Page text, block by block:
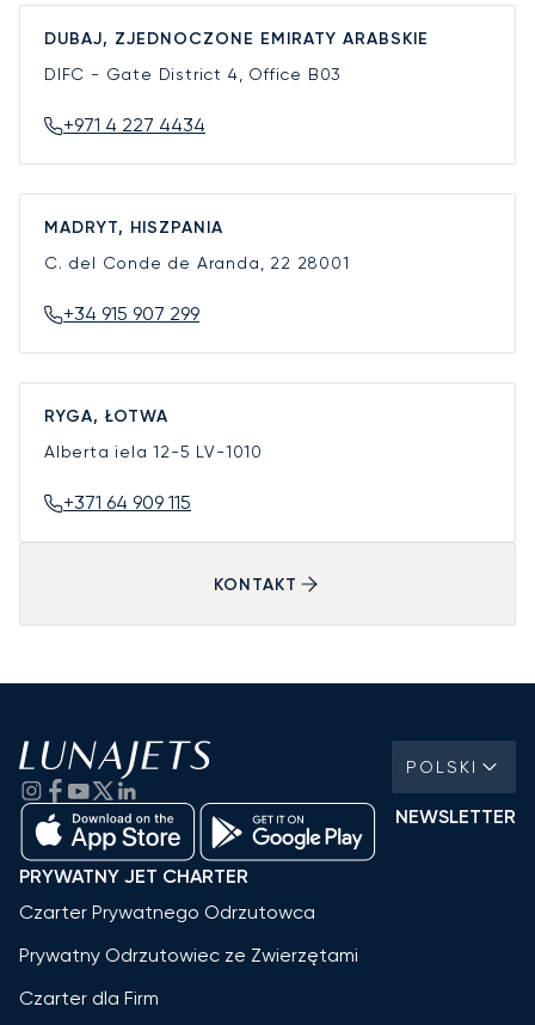
DUBAJ, ZJEDNOCZONE EMIRATY ARABSKIE
DIFC - Gate District 4, Office B03
+971 4 227 4434
MADRYT, HISZPANIA
C. del Conde de Aranda, 22 28001
+34 915 907 299
RYGA, ŁOTWA
Alberta iela 12-5 LV-1010
+371 64 909 115
KONTAKT
POLSKI
NEWSLETTER
PRYWATNY JET CHARTER
Czarter Prywatnego Odrzutowca
Prywatny Odrzutowiec ze Zwierzętami
Czarter dla Firm